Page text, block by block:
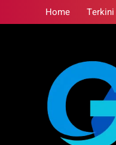
to
Home Terkini